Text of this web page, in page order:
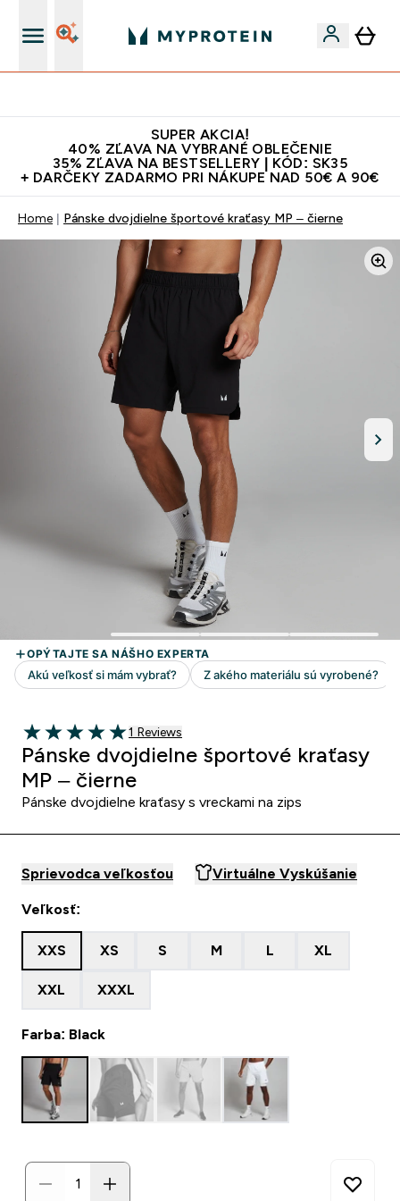
SUPER AKCIA!
40% ZĽAVA NA VYBRANÉ OBLEČENIE
35% ZĽAVA NA BESTSELLERY | KÓD: SK35
+ DARČEKY ZADARMO PRI NÁKUPE NAD 50€ A 90€
Home Pánske dvojdielne športové kraťasy MP – čierne
5 out of 5 stars
1 customer reviews
1 Reviews
Pánske dvojdielne športové kraťasy
MP – čierne
Pánske dvojdielne kraťasy s vreckami na zips
Sprievodca veľkosťou Virtuálne Vyskúšanie
Veľkosť:
XXS XS S M L XL
XXL XXXL
Farba: Black